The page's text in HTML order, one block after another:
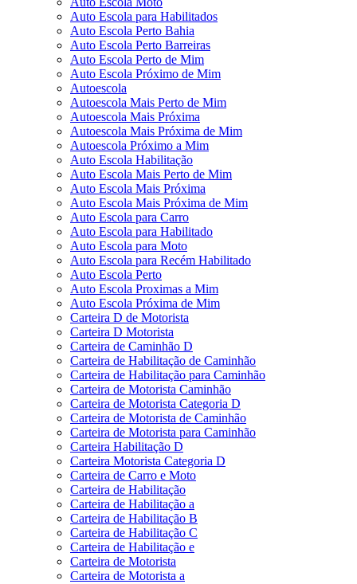
Auto Escola para Habilitados
Auto Escola Perto Bahia
Auto Escola Perto Barreiras
Auto Escola Perto de Mim
Auto Escola Próximo de Mim
Autoescola
Autoescola Mais Perto de Mim
Autoescola Mais Próxima
Autoescola Mais Próxima de Mim
Autoescola Próximo a Mim
Auto Escola Habilitação
Auto Escola Mais Perto de Mim
Auto Escola Mais Próxima
Auto Escola Mais Próxima de Mim
Auto Escola para Carro
Auto Escola para Habilitado
Auto Escola para Moto
Auto Escola para Recém Habilitado
Auto Escola Perto
Auto Escola Proximas a Mim
Auto Escola Próxima de Mim
Carteira D de Motorista
Carteira D Motorista
Carteira de Caminhão D
Carteira de Habilitação de Caminhão
Carteira de Habilitação para Caminhão
Carteira de Motorista Caminhão
Carteira de Motorista Categoria D
Carteira de Motorista de Caminhão
Carteira de Motorista para Caminhão
Carteira Habilitação D
Carteira Motorista Categoria D
Carteira de Carro e Moto
Carteira de Habilitação
Carteira de Habilitação a
Carteira de Habilitação B
Carteira de Habilitação C
Carteira de Habilitação e
Carteira de Motorista
Carteira de Motorista a